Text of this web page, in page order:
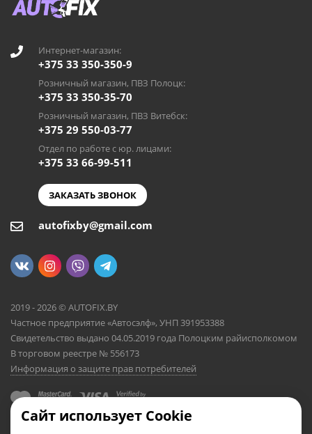
Интернет-магазин:
+375 33 350-350-9
Розничный магазин, ПВЗ Полоцк:
+375 33 350-35-70
Розничный магазин, ПВЗ Витебск:
+375 29 550-03-77
Отдел по работе с юр. лицами:
+375 33 66-99-511
ЗАКАЗАТЬ ЗВОНОК
autofixby@gmail.com
2019 - 2026 © AUTOFIX.BY
Частное предприятие «Автосэлф», УНП 391953388
Свидетельство выдано 04.05.2019 года Полоцким райисполкомом
В торговом реестре № 556173
Информация о защите прав потребителей
Сайт использует Cookie